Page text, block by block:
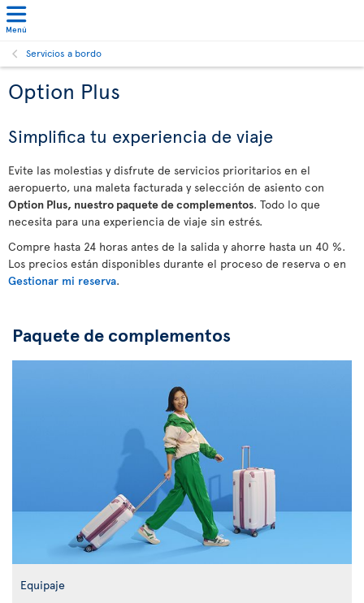
Menú
Servicios a bordo
Option Plus
Simplifica tu experiencia de viaje
Evite las molestias y disfrute de servicios prioritarios en el
aeropuerto, una maleta facturada y selección de asiento con
Option Plus, nuestro paquete de complementos. Todo lo que
necesita para una experiencia de viaje sin estrés.
Compre hasta 24 horas antes de la salida y ahorre hasta un 40 %.
Los precios están disponibles durante el proceso de reserva o en
Gestionar mi reserva.
Paquete de complementos
Equipaje